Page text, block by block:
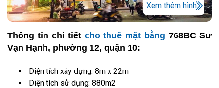
Xem thêm hình
Thông tin chi tiết cho thuê mặt bằng 768BC Sư
Vạn Hạnh, phường 12, quận 10:
Diện tích xây dựng: 8m x 22m
Diện tích sử dụng: 880m2